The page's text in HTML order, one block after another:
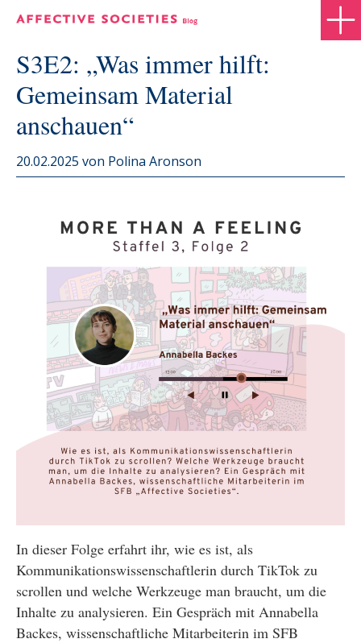
S3E2: „Was immer hilft:
Gemeinsam Material
anschauen“
20.02.2025 von Polina Aronson
In dieser Folge erfahrt ihr, wie es ist, als
Kommunikationswissenschaftlerin durch TikTok zu
scrollen und welche Werkzeuge man braucht, um die
Inhalte zu analysieren. Ein Gespräch mit Annabella
Backes, wissenschaftliche Mitarbeiterin im SFB